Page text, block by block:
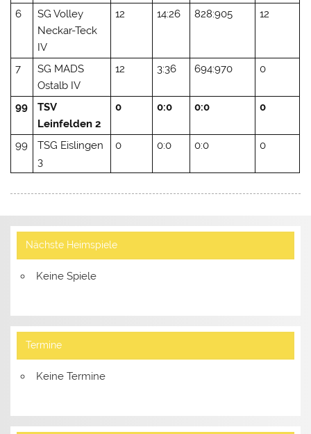
6
SG Volley
Neckar-Teck
IV
12 14:26 828:905 12
7
SG MADS
Ostalb IV
12 3:36 694:970 0
99
TSV
Leinfelden 2
0 0:0 0:0 0
99
TSG Eislingen
3
0 0:0 0:0 0
Nächste Heimspiele
Keine Spiele
Termine
Keine Termine